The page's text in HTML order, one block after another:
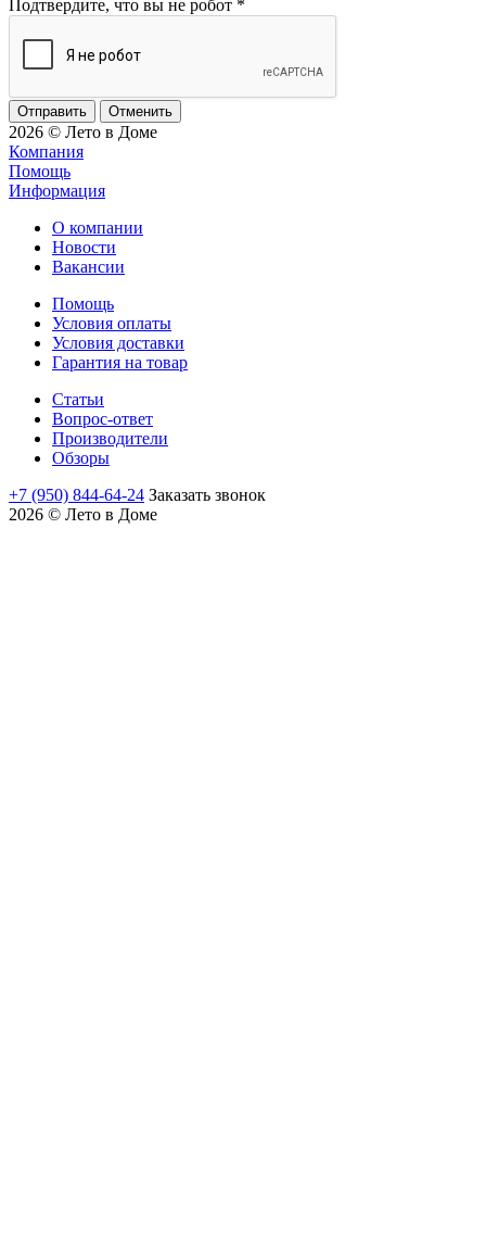
Подтвердите, что вы не робот *
Отменить
2026 © Лето в Доме
Компания
Помощь
Информация
О компании
Новости
Вакансии
Помощь
Условия оплаты
Условия доставки
Гарантия на товар
Статьи
Вопрос-ответ
Производители
Обзоры
+7 (950) 844-64-24 Заказать звонок
2026 © Лето в Доме